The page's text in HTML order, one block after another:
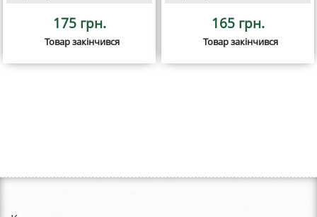
175 грн.
Товар закінчився
165 грн.
Товар закінчився